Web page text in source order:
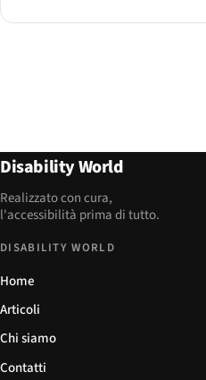
Disability World
Realizzato con cura,
l'accessibilità prima di tutto.
DISABILITY WORLD
Home
Articoli
Chi siamo
Contatti